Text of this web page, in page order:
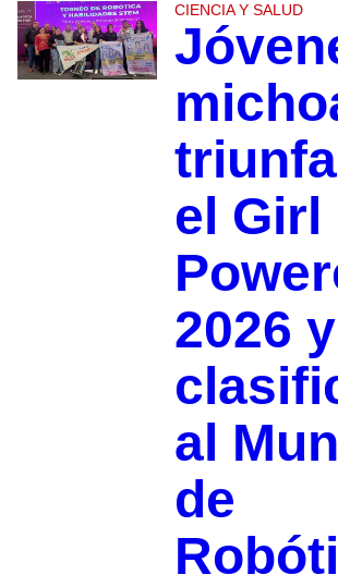
CIENCIA Y SALUD
el Girl
2026 y
al
de